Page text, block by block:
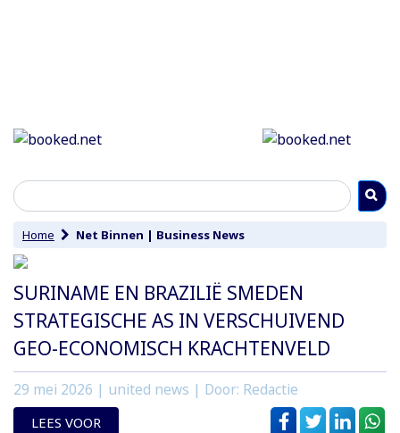
Home Net Binnen | Business News
SURINAME EN BRAZILIË SMEDEN
STRATEGISCHE AS IN VERSCHUIVEND
GEO-ECONOMISCH KRACHTENVELD
29 mei 2026 | united news | Door: Redactie
LEES VOOR